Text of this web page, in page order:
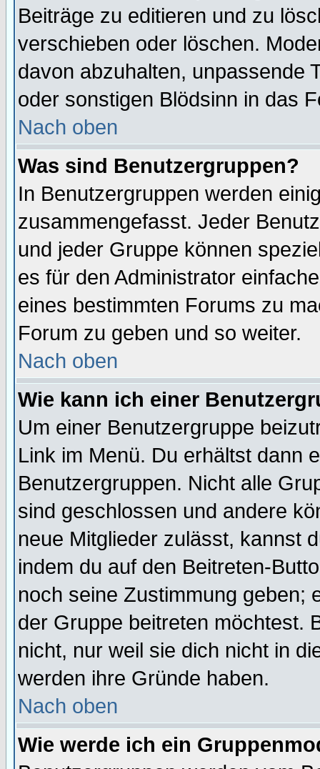
Beiträge zu editieren und zu
verschieben oder löschen.
davon abzuhalten, unpassende
oder sonstigen Blödsinn in das
Nach oben
Was sind Benutzergruppen?
In Benutzergruppen werden
zusammengefasst. Jeder
und jeder Gruppe können
es für den Administrator
eines bestimmten Forums zu
Forum zu geben und so weiter.
Nach oben
Wie kann ich einer
Um einer Benutzergruppe
Link im Menü. Du erhältst dann
Benutzergruppen. Nicht alle
sind geschlossen und andere
neue Mitglieder zulässt, kannst
indem du auf den Beitreten-
noch seine Zustimmung geben;
der Gruppe beitreten möchtest.
nicht, nur weil sie dich nicht in
werden ihre Gründe haben.
Nach oben
Wie werde ich ein